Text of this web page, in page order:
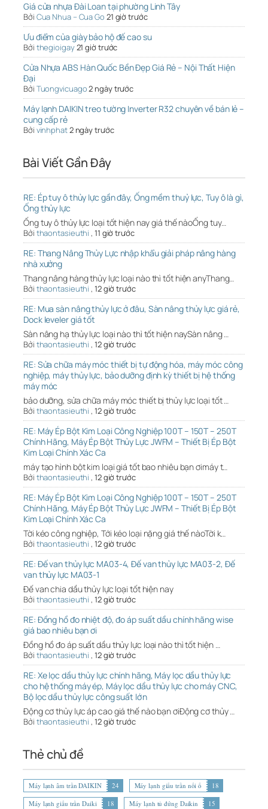
Giá cửa nhựa Đài Loan tại phường Linh Tây
Bởi Cua Nhua – Cua Go 21 giờ trước
Ưu điểm của giày bảo hộ đế cao su
Bởi thegioigay21 giờ trước
Cửa Nhựa ABS Hàn Quốc Bền Đẹp Giá Rẻ – Nội Thất Hiện
Đại
Bởi Tuongvicuago2 ngày trước
Máy lạnh DAIKIN treo tường Inverter R32 chuyên về bán lẻ –
cung cấp rẻ
Bởi vinhphat2 ngày trước
Bài Viết Gần Đây
RE: Ép tuy ô thủy lực gần đây, Ống mềm thuỷ lực, Tuy ô là gì,
Ống thủy lực
Ống tuy ô thủy lực loại tốt hiện nay giá thế nàoỐng tuy…
Bởi thaontasieuthi , 11 giờ trước
RE: Thang Nâng Thủy Lực nhập khẩu giải pháp nâng hàng
nhà xưởng
Thang nâng hàng thủy lực loại nào thì tốt hiện anyThang…
Bởi thaontasieuthi , 12 giờ trước
RE: Mua sàn nâng thủy lực ở đâu, Sàn nâng thủy lực giá rẻ,
Dock leveler giá tốt
Sàn nâng hạ thủy lực loại nào thì tốt hiện naySàn nâng …
Bởi thaontasieuthi , 12 giờ trước
RE: Sửa chữa máy móc thiết bị tự động hóa, máy móc công
nghiệp, máy thủy lực, bảo dưỡng định kỳ thiết bị hệ thống
máy móc
bảo dưỡng, sửa chữa máy móc thiết bị thủy lực loại tốt …
Bởi thaontasieuthi , 12 giờ trước
RE: Máy Ép Bột Kim Loại Công Nghiệp 100T – 150T – 250T
Chính Hãng, Máy Ép Bột Thủy Lực JWFM – Thiết Bị Ép Bột
Kim Loại Chính Xác Ca
máy tạo hình bột kim loại giá tốt bao nhiêu bạn ơimáy t…
Bởi thaontasieuthi , 12 giờ trước
RE: Máy Ép Bột Kim Loại Công Nghiệp 100T – 150T – 250T
Chính Hãng, Máy Ép Bột Thủy Lực JWFM – Thiết Bị Ép Bột
Kim Loại Chính Xác Ca
Tời kéo công nghiệp, Tới kéo loại nặng giá thế nàoTời k…
Bởi thaontasieuthi , 12 giờ trước
RE: Đế van thủy lực MA03-4, Đế van thủy lực MA03-2, Đế
van thủy lực MA03-1
Đế van chia dầu thủy lực loại tốt hiện nay
Bởi thaontasieuthi , 12 giờ trước
RE: Đồng hồ đo nhiệt độ, đo áp suất dầu chính hãng wise
giá bao nhiêu bạn ơi
Đồng hồ đo áp suất dầu thủy lực loại nào thì tốt hiện …
Bởi thaontasieuthi , 12 giờ trước
RE: Xe lọc dầu thủy lực chính hãng, Máy lọc dầu thủy lực
cho hệ thống máy ép, Máy lọc dầu thủy lực cho máy CNC,
Bộ lọc dầu thủy lực công suất lớn
Động cơ thủy lực áp cao giá thế nào bạn ơiĐộng cơ thủy …
Bởi thaontasieuthi , 12 giờ trước
Thẻ chủ đề
Máy lạnh âm trần DAIKIN 24 Máy lạnh giấu trần nối ố
18
Máy lạnh giấu trần Daiki
18 Máy lạnh tủ đứng Daikin
15